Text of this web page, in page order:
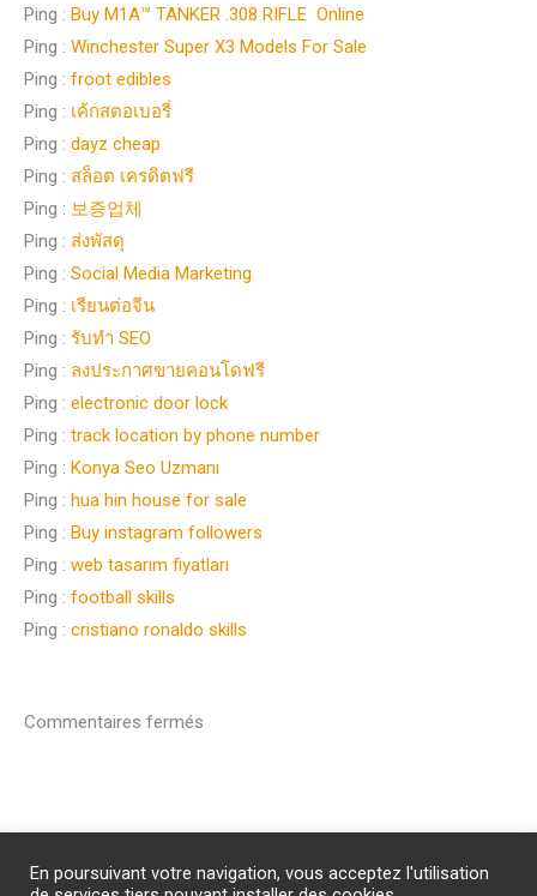
Ping : Buy M1A™ TANKER .308 RIFLE Online
Ping : Winchester Super X3 Models For Sale
Ping : froot edibles
Ping : เค้กสตอเบอรี่
Ping : dayz cheap
Ping : สล็อต เครดิตฟรี
Ping : 보증업체
Ping : ส่งพัสดุ
Ping : Social Media Marketing
Ping : เรียนต่อจีน
Ping : รับทำ SEO
Ping : ลงประกาศขายคอนโดฟรี
Ping : electronic door lock
Ping : track location by phone number
Ping : Konya Seo Uzmanı
Ping : hua hin house for sale
Ping : Buy instagram followers
Ping : web tasarım fiyatları
Ping : football skills
Ping : cristiano ronaldo skills
Commentaires fermés
PROTECTION DES DONNEES PERSONNELLES
En poursuivant votre navigation, vous acceptez l'utilisation